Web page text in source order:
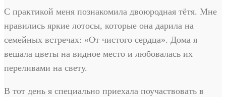
С практикой меня познакомила двоюродная тётя. Мне
нравились яркие лотосы, которые она дарила на
семейных встречах: «От чистого сердца». Дома я
вешала цветы на видное место и любовалась их
переливами на свету.
В тот день я специально приехала поучаствовать в